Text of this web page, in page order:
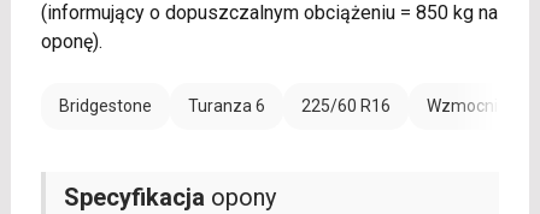
(informujący o dopuszczalnym obciążeniu = 850 kg na
oponę).
Bridgestone Turanza 6 225/60 R16 Wzmocnienie
Specyfikacja opony